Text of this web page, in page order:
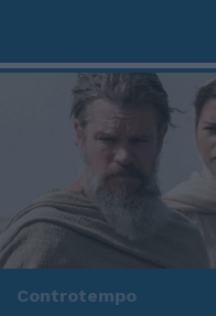
Controtempo